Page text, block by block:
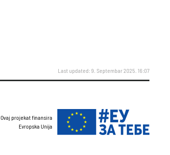
Last updated: 9. Septembar 2025. 16:07
Ovaj projekat finansira
Evropska Unija